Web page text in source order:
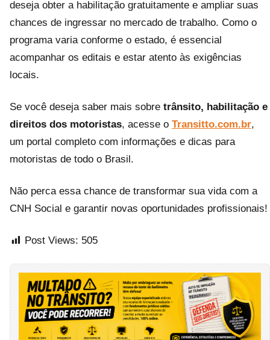
deseja obter a habilitação gratuitamente e ampliar suas
chances de ingressar no mercado de trabalho. Como o
programa varia conforme o estado, é essencial
acompanhar os editais e estar atento às exigências
locais.
Se você deseja saber mais sobre trânsito, habilitação e
direitos dos motoristas, acesse o Transitto.com.br,
um portal completo com informações e dicas para
motoristas de todo o Brasil.
Não perca essa chance de transformar sua vida com a
CNH Social e garantir novas oportunidades profissionais!
Post Views: 505